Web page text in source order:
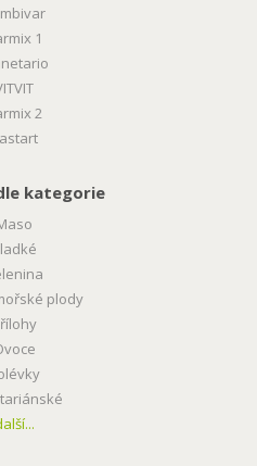
1
2
kategorie
plody